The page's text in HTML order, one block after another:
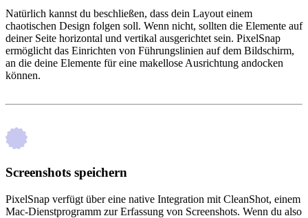
Natürlich kannst du beschließen, dass dein Layout einem
chaotischen Design folgen soll. Wenn nicht, sollten die Elemente auf
deiner Seite horizontal und vertikal ausgerichtet sein. PixelSnap
ermöglicht das Einrichten von Führungslinien auf dem Bildschirm,
an die deine Elemente für eine makellose Ausrichtung andocken
können.
Screenshots speichern
PixelSnap verfügt über eine native Integration mit CleanShot, einem
Mac-Dienstprogramm zur Erfassung von Screenshots. Wenn du also